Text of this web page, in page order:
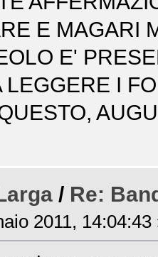
E MAGARI
E'
LEGGERE I
/ Re:
2011, 14:04:43